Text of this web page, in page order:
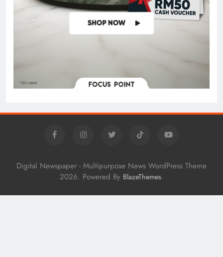
Digital Newspaper - Multipurpose News WordPress Theme
2026. Powered By BlazeThemes.